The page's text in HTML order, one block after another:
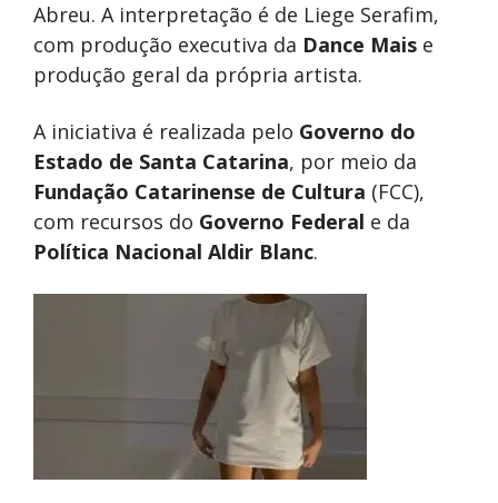
Abreu. A interpretação é de Liege Serafim,
com produção executiva da Dance Mais e
produção geral da própria artista.
A iniciativa é realizada pelo Governo do
Estado de Santa Catarina, por meio da
Fundação Catarinense de Cultura (FCC),
com recursos do Governo Federal e da
Política Nacional Aldir Blanc.